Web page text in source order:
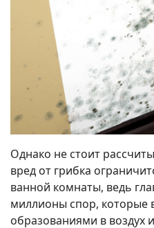
Однако не стоит
вред от грибка
ванной комнаты, ведь
миллионы спор, которые
образованиями в воздух